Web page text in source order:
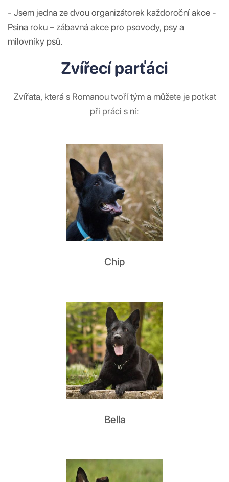
- Jsem jedna ze dvou organizátorek každoroční akce -
Psina roku – zábavná akce pro psovody, psy a
milovníky psů.
Zvířecí parťáci
Zvířata, která s Romanou tvoří tým a můžete je potkat
při práci s ní:
Chip
Bella